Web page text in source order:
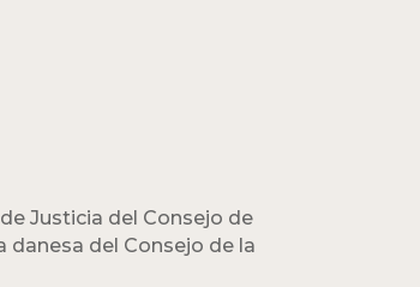
Justicia del Consejo de
danesa del Consejo de la